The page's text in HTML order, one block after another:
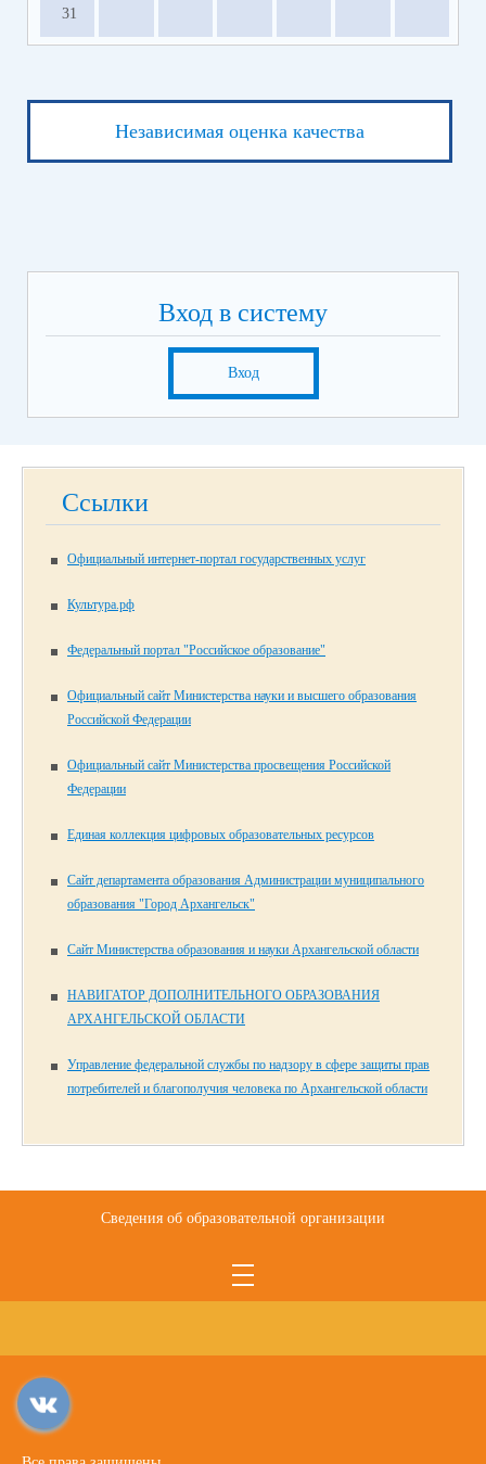
31
Независимая оценка качества
Вход в систему
Вход
Ссылки
Официальный интернет-портал государственных услуг
Культура.рф
Федеральный портал "Российское образование"
Официальный сайт Министерства науки и высшего образования
Российской Федерации
Официальный сайт Министерства просвещения Российской
Федерации
Единая коллекция цифровых образовательных ресурсов
Сайт департамента образования Администрации муниципального
образования "Город Архангельск"
Сайт Министерства образования и науки Архангельской области
НАВИГАТОР ДОПОЛНИТЕЛЬНОГО ОБРАЗОВАНИЯ
АРХАНГЕЛЬСКОЙ ОБЛАСТИ
Управление федеральной службы по надзору в сфере защиты прав
потребителей и благополучия человека по Архангельской области
Сведения об образовательной организации